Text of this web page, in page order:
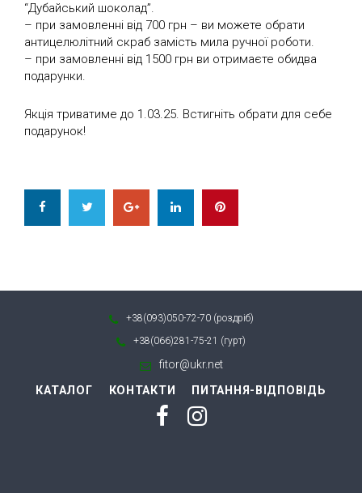
“Дубайський шоколад”.
– при замовленні від 700 грн – ви можете обрати
антицелюлітний скраб замість мила ручної роботи.
– при замовленні від 1500 грн ви отримаєте обидва
подарунки.
Якція триватиме до 1.03.25. Встигніть обрати для себе
подарунок!
Facebook Twitter Google+ LinkedIn
+38(093)050-72-70 (роздріб)
+38(066)281-75-21 (гурт)
fitor@ukr.net
КАТАЛОГ КОНТАКТИ ПИТАННЯ-ВІДПОВІДЬ